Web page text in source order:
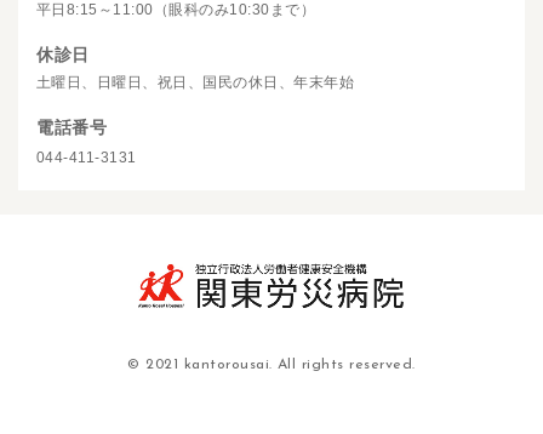
平日8:15～11:00（眼科のみ10:30まで）
休診日
土曜日、日曜日、祝日、国民の休日、年末年始
電話番号
044-411-3131
© 2021 kantorousai. All rights reserved.